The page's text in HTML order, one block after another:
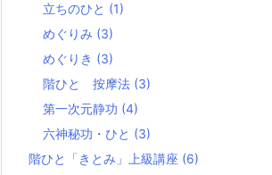
立ちのひと (1)
めぐりみ (3)
めぐりき (3)
階ひと 按摩法 (3)
第一次元静功 (4)
六神秘功・ひと (3)
階ひと「きとみ」上級講座 (6)